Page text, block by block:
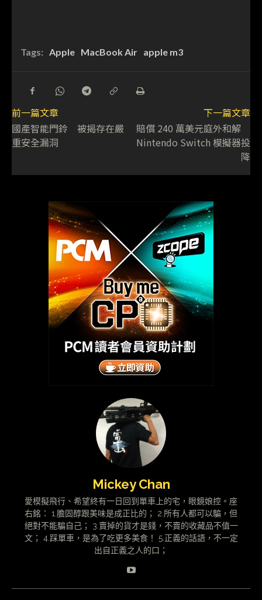
Tags: Apple MacBook Air apple m3
前一篇文章
國產智能門鈴 被揭存在嚴
重安全漏洞
下一篇文章
賠償 240 萬美元庭外和解
Nintendo Switch 模擬器投
降
Mickey Chan
愛模擬飛行、希望終有一日回到單車上的宅，眼鏡娘控。座
右銘： 1.膽固醇跟美味是成正比的； 2.所有人都可以騙，但
絕對不能騙自己； 3.賣掉的貨才是錢，不賣的收藏品不值一
文； 4.踩單車，是為了吃更多美食！ 5.正義的話語，不一定
出自正義之人的口；